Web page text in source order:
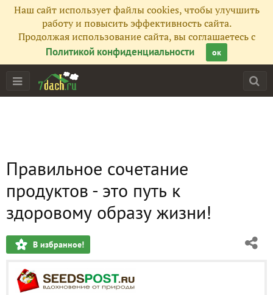
Наш сайт использует файлы cookies, чтобы улучшить
работу и повысить эффективность сайта.
Продолжая использование сайта, вы соглашаетесь с
Политикой конфиденциальности
ок
Правильное сочетание
продуктов - это путь к
здоровому образу жизни!
В избранное!